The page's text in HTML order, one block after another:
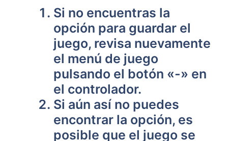
Si no encuentras la
opción para guardar el
juego, revisa nuevamente
el menú de juego
pulsando el botón «-» en
el controlador.
Si aún así no puedes
encontrar‌ la⁣ opción, es
posible que el juego se